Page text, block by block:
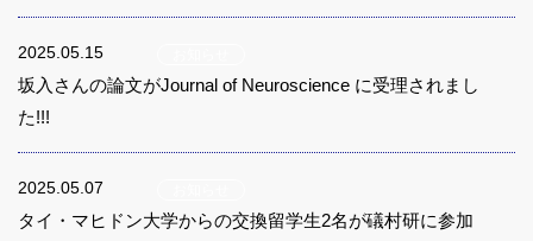
2025.05.15
坂入さんの論文がJournal of Neuroscience に受理されまし
た!!!
2025.05.07
タイ・マヒドン大学からの交換留学生2名が礒村研に参加